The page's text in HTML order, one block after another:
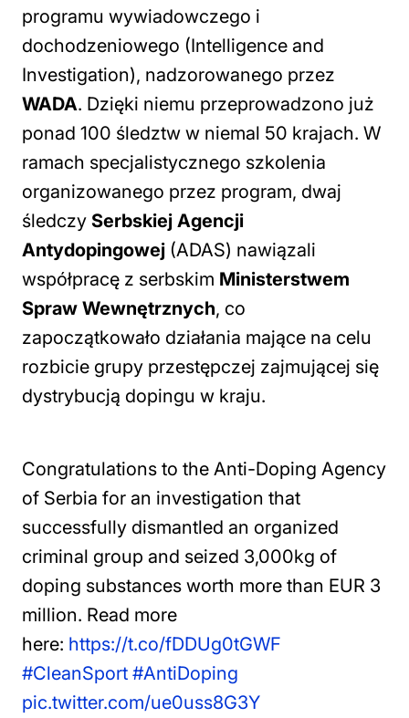
programu wywiadowczego i
dochodzeniowego (Intelligence and
Investigation), nadzorowanego przez
WADA. Dzięki niemu przeprowadzono już
ponad 100 śledztw w niemal 50 krajach. W
ramach specjalistycznego szkolenia
organizowanego przez program, dwaj
śledczy Serbskiej Agencji
Antydopingowej (ADAS) nawiązali
współpracę z serbskim Ministerstwem
Spraw Wewnętrznych, co
zapoczątkowało działania mające na celu
rozbicie grupy przestępczej zajmującej się
dystrybucją dopingu w kraju.
Congratulations to the Anti-Doping Agency
of Serbia for an investigation that
successfully dismantled an organized
criminal group and seized 3,000kg of
doping substances worth more than EUR 3
million. Read more
here: https://t.co/fDDUg0tGWF
#CleanSport #AntiDoping
pic.twitter.com/ue0uss8G3Y